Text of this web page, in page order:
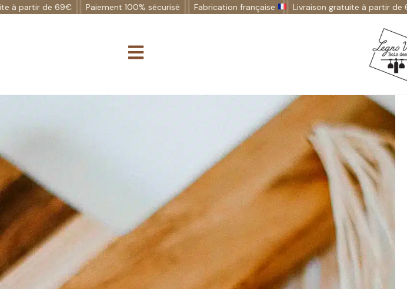
de 69€ Paiement 100% sécurisé Fabrication française Livraison gratuite à partir de 69€